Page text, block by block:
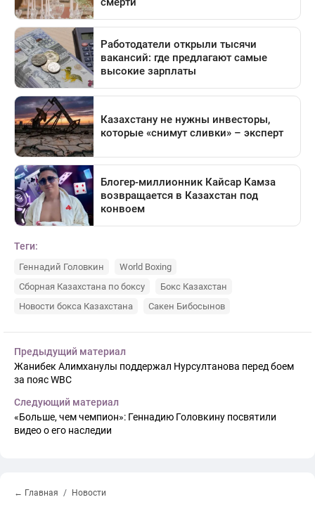
Теги:
Геннадий Головкин
World Boxing
Сборная Казахстана по боксу
Бокс Казахстан
Новости бокса Казахстана
Сакен Бибосынов
Предыдущий материал
Жанибек Алимханулы поддержал Нурсултанова перед боем
за пояс WBC
Следующий материал
«Больше, чем чемпион»: Геннадию Головкину посвятили
видео о его наследии
← Главная Новости